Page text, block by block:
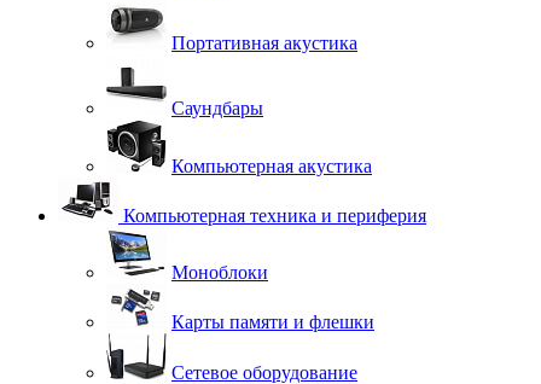
Портативная акустика
Саундбары
Компьютерная акустика
Компьютерная техника и периферия
Моноблоки
Карты памяти и флешки
Сетевое оборудование